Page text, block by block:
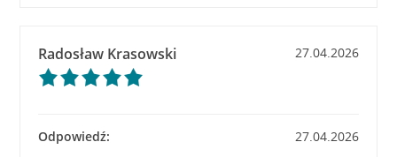
Radosław Krasowski 27.04.2026
Odpowiedź:
27.04.2026